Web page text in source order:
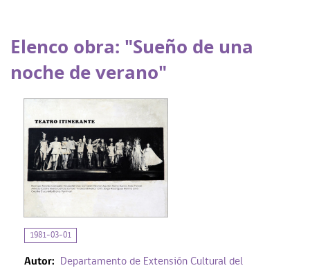
Elenco obra: "Sueño de una
noche de verano"
1981-03-01
Autor:
Departamento de Extensión Cultural del